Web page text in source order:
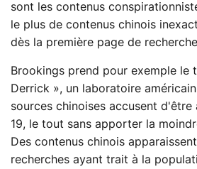
sont les contenus
le plus de contenus chinois
dès la première page de
Brookings prend pour exemple le
Derrick », un laboratoire
sources chinoises accusent
19, le tout sans apporter la
Des contenus chinois
recherches ayant trait à la